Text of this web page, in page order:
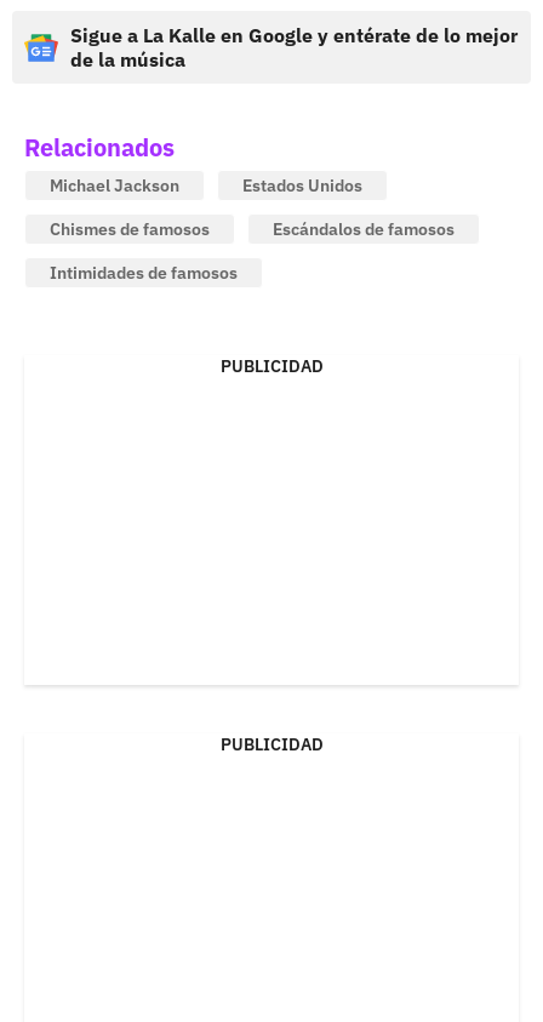
Sigue a La Kalle en Google y entérate de lo mejor
de la música
Relacionados
Michael Jackson
Estados Unidos
Chismes de famosos
Escándalos de famosos
Intimidades de famosos
PUBLICIDAD
PUBLICIDAD